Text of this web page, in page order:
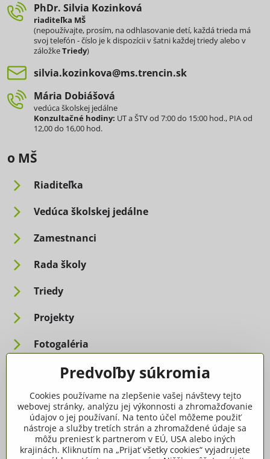
PhDr​. Silvia Kozinková
riaditeľka MŠ
(nepoužívajte, prosím, na odhlasovanie detí, každá trieda má
svoj telefón - číslo je k dispozícii v šatni každej triedy alebo v
záložkeTriedy)
silvia​.kozinkova​@ms​.trencin​.sk
Mária Dobiášová
vedúca školskej jedálne
Konzultačné hodiny: UT a ŠTV od 7:00 do 15:00 hod., PIA od
12,00 do 16,00 hod.
o MŠ
Riaditeľka
Vedúca školskej jedálne
Zamestnanci
Rada školy
Triedy
Projekty
Fotogaléria
Informácie pre rodičov
Dôležité informácie
Ako spracúvame osobné údaje
Predvoľby súkromia
Cookies používame na zlepšenie vašej návštevy tejto
webovej stránky, analýzu jej výkonnosti a zhromažďovanie
údajov o jej používaní. Na tento účel môžeme použiť
nástroje a služby tretích strán a zhromaždené údaje sa
môžu preniesť k partnerom v EÚ, USA alebo iných
krajinách. Kliknutím na „Prijať všetky cookies“ vyjadrujete